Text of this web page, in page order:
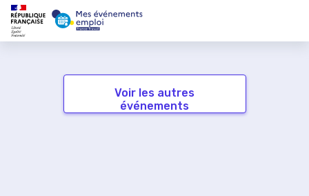
Voir les autres
événements